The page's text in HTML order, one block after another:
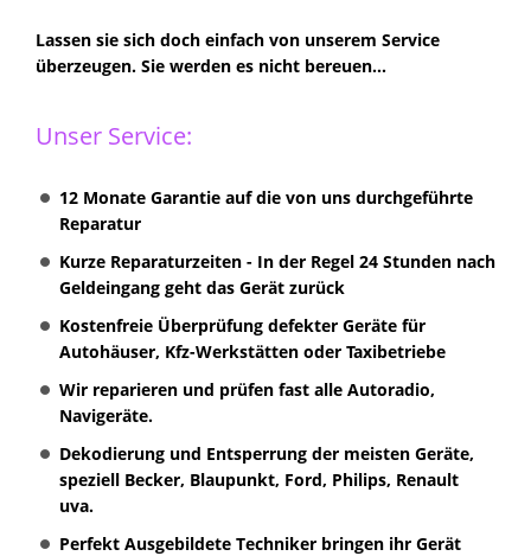
Lassen sie sich doch einfach von unserem Service
überzeugen. Sie werden es nicht bereuen...
Unser Service:
12 Monate Garantie auf die von uns durchgeführte
Reparatur
Kurze Reparaturzeiten - In der Regel 24 Stunden nach
Geldeingang geht das Gerät zurück
Kostenfreie Überprüfung defekter Geräte für
Autohäuser, Kfz-Werkstätten oder Taxibetriebe
Wir reparieren und prüfen fast alle Autoradio,
Navigeräte.
Dekodierung und Entsperrung der meisten Geräte,
speziell Becker, Blaupunkt, Ford, Philips, Renault
uva.
Perfekt Ausgebildete Techniker bringen ihr Gerät